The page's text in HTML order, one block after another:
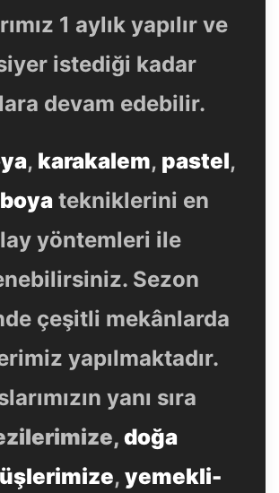
1 aylık yapılır ve
istediği kadar
devam edebilir.
, karakalem, pastel,
tekniklerini en
yöntemleri ile
Sezon
çeşitli mekânlarda
yapılmaktadır.
yanı sıra
doğa
, yemekli-